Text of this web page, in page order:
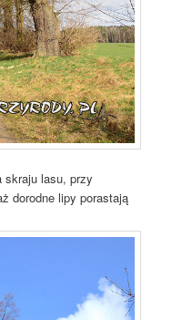
skraju lasu, przy
dorodne lipy porastają